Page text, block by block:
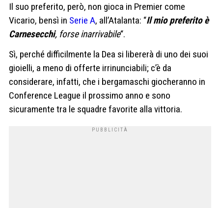
Il suo preferito, però, non gioca in Premier come
Vicario, bensì in Serie A, all’Atalanta: “Il mio preferito è
Carnesecchi, forse inarrivabile“.
Sì, perché difficilmente la Dea si libererà di uno dei suoi
gioielli, a meno di offerte irrinunciabili; c’è da
considerare, infatti, che i bergamaschi giocheranno in
Conference League il prossimo anno e sono
sicuramente tra le squadre favorite alla vittoria.